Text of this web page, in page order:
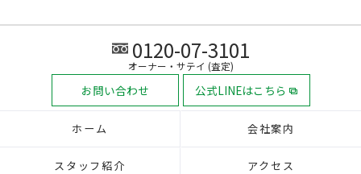
0120-07-3101
オーナー・サテイ (査定)
お問い合わせ 公式LINEはこちら
ホーム 会社案内
スタッフ紹介 アクセス